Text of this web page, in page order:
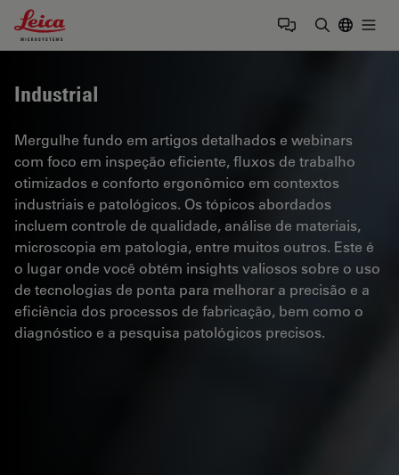
Leica Microsystems Logo
Industrial
Mergulhe fundo em artigos detalhados e webinars
com foco em inspeção eficiente, fluxos de trabalho
otimizados e conforto ergonômico em contextos
industriais e patológicos. Os tópicos abordados
incluem controle de qualidade, análise de materiais,
microscopia em patologia, entre muitos outros. Este é
o lugar onde você obtém insights valiosos sobre o uso
de tecnologias de ponta para melhorar a precisão e a
eficiência dos processos de fabricação, bem como o
diagnóstico e a pesquisa patológicos precisos.